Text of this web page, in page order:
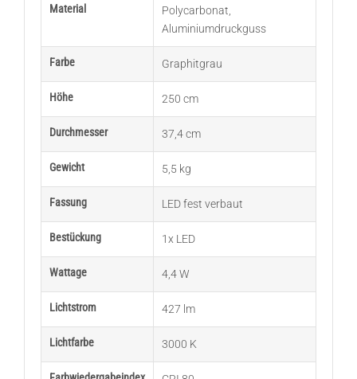
Material Polycarbonat
Aluminiumdruckguss
Farbe Graphitgrau
Höhe 250 cm
Durchmesser 37,4 cm
Gewicht 5,5 kg
Fassung LED fest verbaut
Bestückung 1x LED
Wattage 4,4 W
Lichtstrom 427 lm
Lichtfarbe 3000 K